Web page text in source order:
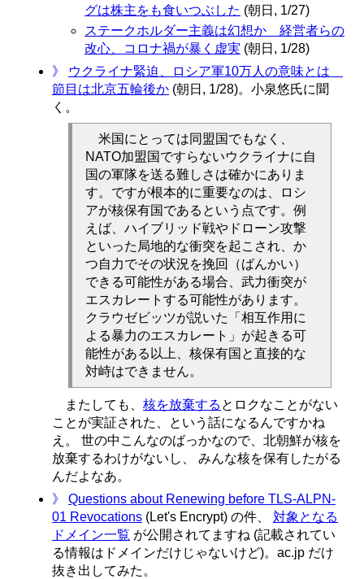
グは株主をも食いつぶした (朝日, 1/27)
ステークホルダー主義は幻想か 経営者らの
改心、コロナ禍が暴く虚実 (朝日, 1/28)
》
ウクライナ緊迫、ロシア軍10万人の意味とは
節目は北京五輪後か (朝日, 1/28)。小泉悠氏に聞
く。
米国にとっては同盟国でもなく、
NATO加盟国ですらないウクライナに自
国の軍隊を送る難しさは確かにありま
す。ですが根本的に重要なのは、ロシ
アが核保有国であるという点です。例
えば、ハイブリッド戦やドローン攻撃
といった局地的な衝突を起こされ、か
つ自力でその状況を挽回（ばんかい）
できる可能性がある場合、武力衝突が
エスカレートする可能性があります。
クラウゼビッツが説いた「相互作用に
よる暴力のエスカレート」が起きる可
能性がある以上、核保有国と直接的な
対峙はできません。
またしても、 核を放棄する とロクなことがない
ことが実証された、という話になるんですかね
え。 世の中こんなのばっかなので、北朝鮮が核を
放棄するわけがないし、 みんな核を保有したがる
んだよなあ。
》
Questions about Renewing before TLS-ALPN-
01 Revocations (Let's Encrypt) の件、 対象となる
ドメイン一覧 が公開されてますね (記載されてい
る情報はドメインだけじゃないけど)。ac.jp だけ
抜き出してみた。